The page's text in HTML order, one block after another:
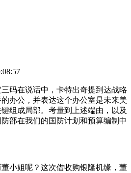
码在说话中，卡特出奇提到达战略
办公，并表达这个办公室是未来美
组成局部。考量到上述端由，以及
部在我们的国防计划和预算编制中
小姐呢？这次借收购银隆机缘，董